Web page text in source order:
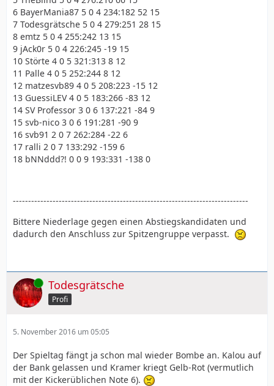
6 BayerMania87 5 0 4 234:182 52 15
7 Todesgrätsche 5 0 4 279:251 28 15
8 emtz 5 0 4 255:242 13 15
9 jAck0r 5 0 4 226:245 -19 15
10 Störte 4 0 5 321:313 8 12
11 Palle 4 0 5 252:244 8 12
12 matzesvb89 4 0 5 208:223 -15 12
13 GuessiLEV 4 0 5 183:266 -83 12
14 SV Professor 3 0 6 137:221 -84 9
15 svb-nico 3 0 6 191:281 -90 9
16 svb91 2 0 7 262:284 -22 6
17 ralli 2 0 7 133:292 -159 6
18 bNNddd?! 0 0 9 193:331 -138 0
-----------------------------------------------------------------------------
Bittere Niederlage gegen einen Abstiegskandidaten und
dadurch den Anschluss zur Spitzengruppe verpasst.
Online Todesgrätsche
Profi
5. November 2016 um 05:05
Der Spieltag fängt ja schon mal wieder Bombe an. Kalou auf
der Bank gelassen und Kramer kriegt Gelb-Rot (vermutlich
mit der Kickerüblichen Note 6).